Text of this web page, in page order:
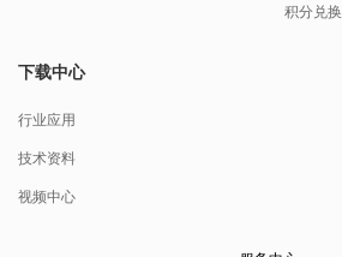
积分兑换
下载中心
行业应用
技术资料
视频中心